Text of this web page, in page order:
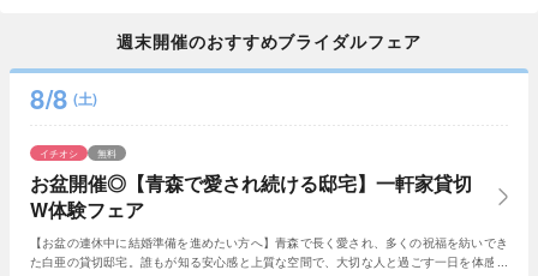
週末開催のおすすめブライダルフェア
8/8 (土)
お盆開催◎【青森で愛され続ける邸宅】一軒家貸切
W体験フェア
イチオシ 無料
【お盆の連休中に結婚準備を進めたい方へ】青森で長く愛され、多くの祝福を紡いでき
た白亜の貸切邸宅。誰もが知る安心感と上質な空間で、大切な人と過ごす一日を体感し